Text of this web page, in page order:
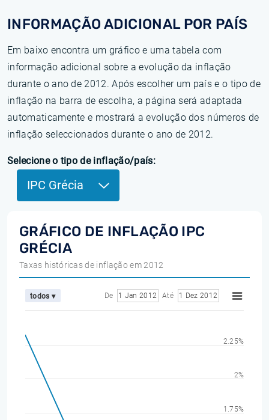
INFORMAÇÃO ADICIONAL POR PAÍS
Em baixo encontra um gráfico e uma tabela com
informação adicional sobre a evolução da inflação
durante o ano de 2012. Após escolher um país e o tipo de
inflação na barra de escolha, a página será adaptada
automaticamente e mostrará a evolução dos números de
inflação seleccionados durante o ano de 2012.
Selecione o tipo de inflação/país:
IPC Grécia
GRÁFICO DE INFLAÇÃO IPC
GRÉCIA
Taxas históricas de inflação em 2012
todos ▾ De 1 Jan 2012 Até 1 Dez 2012
1.75%
2%
2.25%